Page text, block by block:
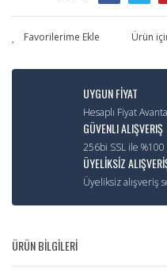
Ürün
UYGUN FİYAT
Hesaplı Fiyat
GÜVENLI ALIŞVERIŞ
256bi SSL ile
ÜYELİKSİZ
Üyeliksiz alışveriş
ÜRÜN BİLGİLERİ